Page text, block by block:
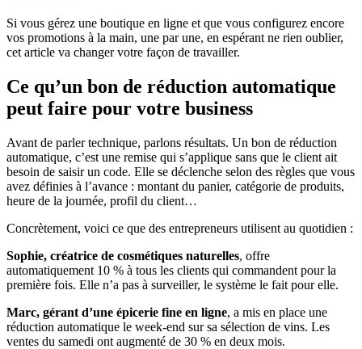
Si vous gérez une boutique en ligne et que vous configurez encore
vos promotions à la main, une par une, en espérant ne rien oublier,
cet article va changer votre façon de travailler.
Ce qu’un bon de réduction automatique
peut faire pour votre business
Avant de parler technique, parlons résultats. Un bon de réduction
automatique, c’est une remise qui s’applique sans que le client ait
besoin de saisir un code. Elle se déclenche selon des règles que vous
avez définies à l’avance : montant du panier, catégorie de produits,
heure de la journée, profil du client…
Concrètement, voici ce que des entrepreneurs utilisent au quotidien :
Sophie, créatrice de cosmétiques naturelles, offre
automatiquement 10 % à tous les clients qui commandent pour la
première fois. Elle n’a pas à surveiller, le système le fait pour elle.
Marc, gérant d’une épicerie fine en ligne, a mis en place une
réduction automatique le week-end sur sa sélection de vins. Les
ventes du samedi ont augmenté de 30 % en deux mois.